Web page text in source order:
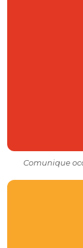
Comunique